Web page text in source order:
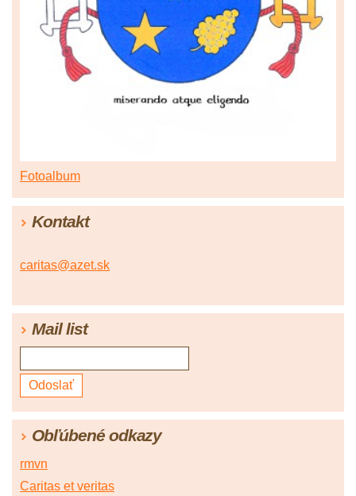
Fotoalbum
Kontakt
caritas@azet.sk
Mail list
Obľúbené odkazy
rmvn
Caritas et veritas